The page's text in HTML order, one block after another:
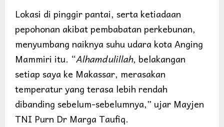
Lokasi di pinggir pantai, serta ketiadaan
pepohonan akibat pembabatan perkebunan,
menyumbang naiknya suhu udara kota Anging
Mammiri itu. “Alhamdulillah, belakangan
setiap saya ke Makassar, merasakan
temperatur yang terasa lebih rendah
dibanding sebelum-sebelumnya,” ujar Mayjen
TNI Purn Dr Marga Taufiq.